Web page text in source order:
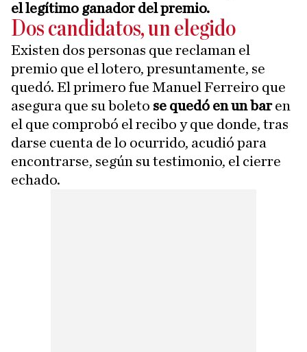
el legítimo ganador del premio.
Dos candidatos, un elegido
Existen dos personas que reclaman el
premio que el lotero, presuntamente, se
quedó. El primero fue Manuel Ferreiro que
asegura que su boleto se quedó en un baren
el que comprobó el recibo y que donde, tras
darse cuenta de lo ocurrido, acudió para
encontrarse, según su testimonio, el cierre
echado.